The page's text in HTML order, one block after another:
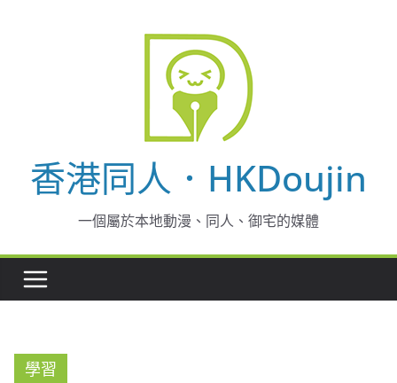
香港同人．HKDoujin
一個屬於本地動漫、同人、御宅的媒體
學習